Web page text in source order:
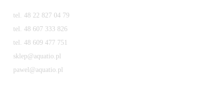
tel. 48 22 827 04 79
tel. 48 607 333 826
tel. 48 609 477 751
sklep@aquatio.pl
pawel@aquatio.pl